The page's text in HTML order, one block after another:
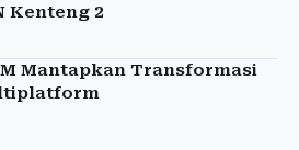
Kenteng 2
Mantapkan Transformasi